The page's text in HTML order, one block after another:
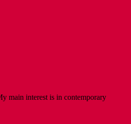
main interest is in contemporary